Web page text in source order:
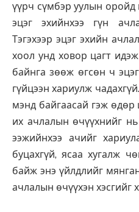
үүрч сүмбэр уулын оройд
эцэг эхийнхээ гүн
Тэгэхээр эцэг эхийн
хоол унд ховор цагт
байнга зөөж өгсөн ч
гүйцээн хариулж
мэнд байгаасай гэж
их ачлалын өчүүхнийг
ээжийнхээ ачийг
буцахгүй, ясаа хугалж
байж энэ үйлдлийг
ачлалын өчүүхэн хэсгийг